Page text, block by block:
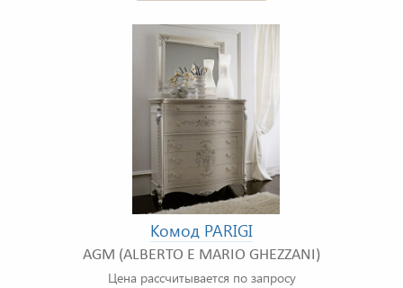
Комод PARIGI
AGM (ALBERTO E MARIO GHEZZANI)
Цена рассчитывается по запросу